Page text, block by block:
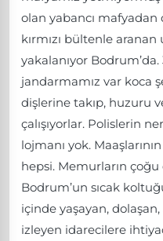
olan yabancı
kırmızı bültenle aranan
yakalanıyor
jandarmamız var koca
dişlerine takıp, huzuru
çalışıyorlar. Polislerin
lojmanı yok.
hepsi. Memurların
Bodrum’un sıcak
içinde yaşayan, dolaşan,
izleyen idarecilere